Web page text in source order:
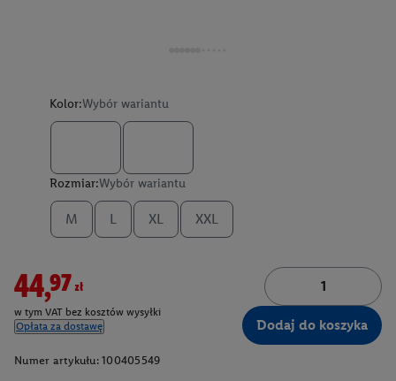
Kolor:Wybór wariantu
Rozmiar:Wybór wariantu
M L XL XXL
44,97zł
w tym VAT bez kosztów wysyłki
Opłata za dostawę
Dodaj do koszyka
Numer artykułu: 100405549